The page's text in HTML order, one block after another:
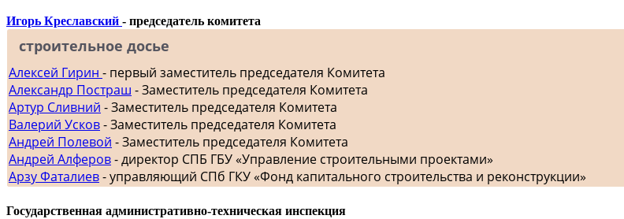
Игорь Креславский - председатель комитета
строительное досье
Алексей Гирин - первый заместитель председателя Комитета
Александр Постраш - Заместитель председателя Комитета
Артур Сливний - Заместитель председателя Комитета
Валерий Усков- Заместитель председателя Комитета
Андрей Полевой - Заместитель председателя Комитета
Андрей Алферов- директор СПБ ГБУ «Управление строительными проектами»
Арзу Фаталиев- управляющий СПб ГКУ «Фонд капитального строительства и реконструкции»
Государственная административно-техническая инспекция